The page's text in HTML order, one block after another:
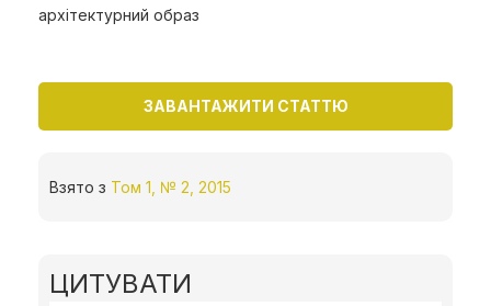
архітектурний образ
ЗАВАНТАЖИТИ СТАТТЮ
Взято з Том 1, № 2, 2015
ЦИТУВАТИ